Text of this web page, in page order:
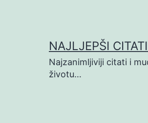
NAJLJEPŠI
Najzanimljiviji citati i
životu…